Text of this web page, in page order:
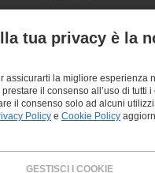
PROFESSIONAL
PUNTI VENDITA
CHI SIAMO
CONTATTACI
FACEBOOK
INSTAGRAM
YOUTUBE
tua privacy è la
assicurarti la migliore esperienza
il consenso all’uso di tutti i
il consenso solo ad alcuni utilizzi
Policy e Cookie Policy
GESTISCI I COOKIE